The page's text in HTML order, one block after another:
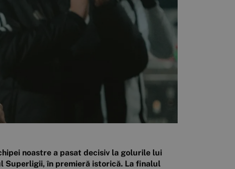
noastre a pasat decisiv la golurile lui
Superligii, în premieră istorică. La finalul